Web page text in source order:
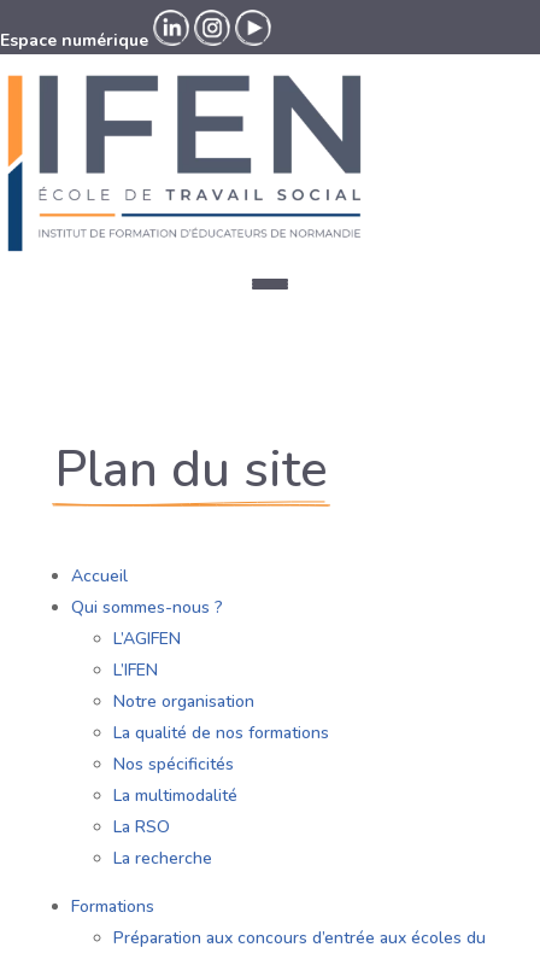
Espace numérique
Plan du site
Accueil
Qui sommes-nous ?
L’AGIFEN
L’IFEN
Notre organisation
La qualité de nos formations
Nos spécificités
La multimodalité
La RSO
La recherche
Formations
Préparation aux concours d’entrée aux écoles du